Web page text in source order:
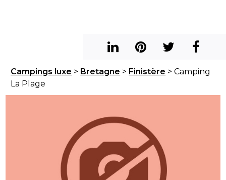
Campings luxe > Bretagne > Finistère > Camping
La Plage